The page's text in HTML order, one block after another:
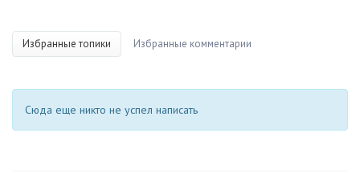
Избранные топики Избранные комментарии
Сюда еще никто не успел написать